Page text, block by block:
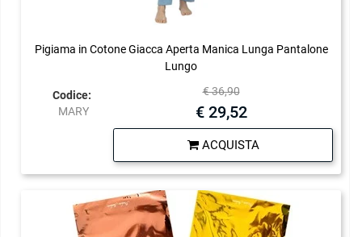
Pigiama in Cotone Giacca Aperta Manica Lunga Pantalone
Lungo
Codice:
MARY
€ 36,90
€ 29,52
ACQUISTA